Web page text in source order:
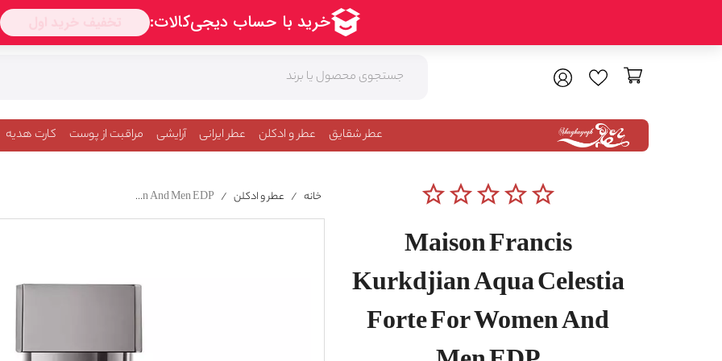
عطر شقایق عطر و ادکلن عطر ایرانی آرایشی مراقبت از پوست کارت هدیه
star_borderstar_borderstar_borderstar_borderstar_border
Maison Francis
Kurkdjian Aqua Celestia
Forte For Women And
خانه / عطر و ادکلن /
Maison Francis Kurkdjian Aqua Celestia Forte For Women And Men EDP